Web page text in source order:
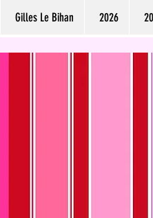
Gilles Le Bihan 2026